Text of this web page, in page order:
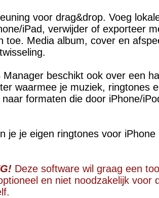
voor drag&drop. Voeg
iPad, verwijder of exporteer
toe. Media album, cover en
Manager beschikt ook over een
waarmee je muziek, ringtones
formaten die door iPhone/
je je eigen ringtones voor
Deze software wil graag een
en niet noodzakelijk voor